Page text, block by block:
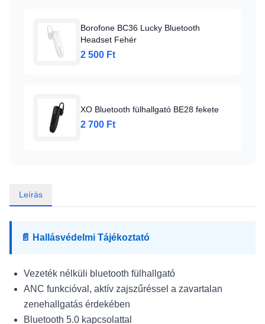
Borofone BC36 Lucky Bluetooth
Headset Fehér
2 500 Ft
XO Bluetooth fülhallgató BE28 fekete
2 700 Ft
Leírás
📄 Hallásvédelmi Tájékoztató
Vezeték nélküli bluetooth fülhallgató
ANC funkcióval, aktív zajszűréssel a zavartalan
zenehallgatás érdekében
Bluetooth 5.0 kapcsolattal